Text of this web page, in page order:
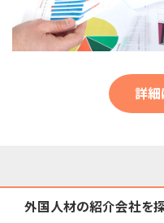
詳
外国人材の紹介会社を